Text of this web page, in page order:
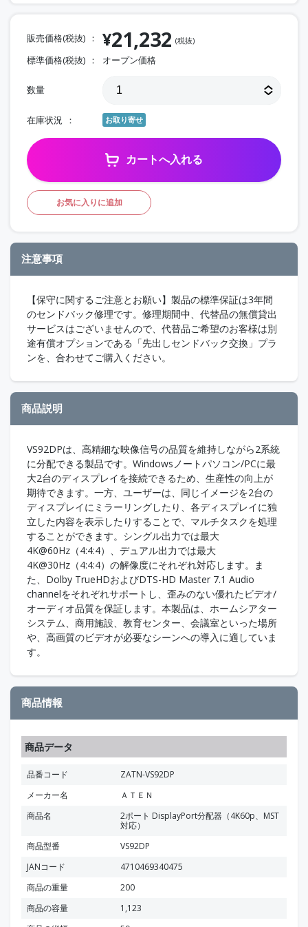
販売価格(税抜) ¥21,232 (税抜)
標準価格(税抜) オープン価格
数量
在庫状況 お取り寄せ
カートへ入れる
お気に入りに追加
注意事項
【保守に関するご注意とお願い】製品の標準保証は3年間
のセンドバック修理です。修理期間中、代替品の無償貸出
サービスはございませんので、代替品ご希望のお客様は別
途有償オプションである「先出しセンドバック交換」プラ
ンを、合わせてご購入ください。
商品説明
VS92DPは、高精細な映像信号の品質を維持しながら2系統
に分配できる製品です。Windowsノートパソコン/PCに最
大2台のディスプレイを接続できるため、生産性の向上が
期待できます。一方、ユーザーは、同じイメージを2台の
ディスプレイにミラーリングしたり、各ディスプレイに独
立した内容を表示したりすることで、マルチタスクを処理
することができます。シングル出力では最大
4K@60Hz（4:4:4）、デュアル出力では最大
4K@30Hz（4:4:4）の解像度にそれぞれ対応します。ま
た、Dolby TrueHDおよびDTS-HD Master 7.1 Audio
channelをそれぞれサポートし、歪みのない優れたビデオ/
オーディオ品質を保証します。本製品は、ホームシアター
システム、商用施設、教育センター、会議室といった場所
や、高画質のビデオが必要なシーンへの導入に適していま
す。
商品情報
商品データ
品番コード
ZATN-VS92DP
メーカー名
ＡＴＥＮ
商品名
2ポート DisplayPort分配器（4K60p、MST
対応）
商品型番
VS92DP
JANコード
4710469340475
商品の重量
200
商品の容量
1,123